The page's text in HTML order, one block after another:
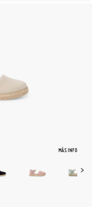
MÁS INFO